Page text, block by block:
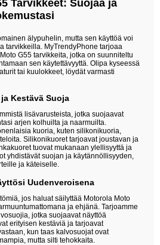
Tarvikkeet: Suojaa ja
älypuhelin, mutta sen käyttöä voi
tarvikkeilla. MyTrendyPhone tarjoaa
G55 tarvikkeita, jotka on suunniteltu
sen käytettävyyttä. Olipa kyseessä
tai kuulokkeet, löydät varmasti
Kestävä Suoja
lisävarusteista, jotka suojaavat
arjen kolhuilta ja naarmuilta.
kuoria, kuten silikonikuoria,
Silikonikuoret tarjoavat joustavan ja
tuovat mukanaan ylellisyyttä ja
yhdistävät suojan ja käytännöllisyyden,
ja käteiselle.
Uudenveroisena
jos haluat säilyttää Motorola Moto
ja ehjänä. Tarjoamme
jotka suojaavat näyttöä
erityisen kestäviä ja tarjoavat
kun taas kalvosuojat ovat
mutta silti tehokkaita.